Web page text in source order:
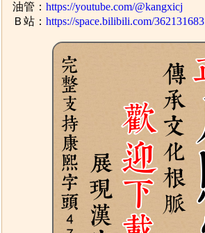
油管：https://youtube.com/@kangxicj
Ｂ站：https://space.bilibili.com/362131683